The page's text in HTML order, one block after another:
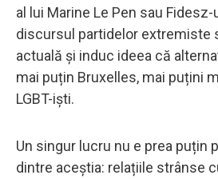
al lui Marine Le Pen sau Fidesz-
discursul partidelor extremiste
actuală și induc ideea că
mai puțin Bruxelles, mai puțini
LGBT-iști.
Un singur lucru nu e prea puțin
dintre aceștia: relațiile strânse